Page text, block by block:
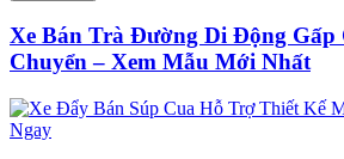
Xe Bán Trà Đường Di Động Gấp
Chuyển – Xem Mẫu Mới Nhất